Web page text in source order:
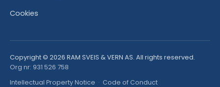
Cookies
Copyright © 2026 RAM SVEIS & VERN AS. All rights reserved.
Org nr: 931 526 758
Intellectual Property Notice · Code of Conduct